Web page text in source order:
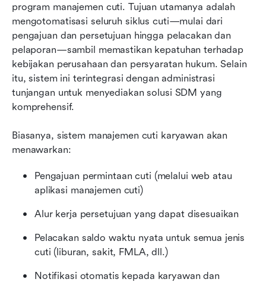
program manajemen cuti. Tujuan utamanya adalah
mengotomatisasi seluruh siklus cuti—mulai dari
pengajuan dan persetujuan hingga pelacakan dan
pelaporan—sambil memastikan kepatuhan terhadap
kebijakan perusahaan dan persyaratan hukum. Selain
itu, sistem ini terintegrasi dengan administrasi
tunjangan untuk menyediakan solusi SDM yang
komprehensif.
Biasanya, sistem manajemen cuti karyawan akan
menawarkan:
Pengajuan permintaan cuti (melalui web atau
aplikasi manajemen cuti)
Alur kerja persetujuan yang dapat disesuaikan
Pelacakan saldo waktu nyata untuk semua jenis
cuti (liburan, sakit, FMLA, dll.)
Notifikasi otomatis kepada karyawan dan